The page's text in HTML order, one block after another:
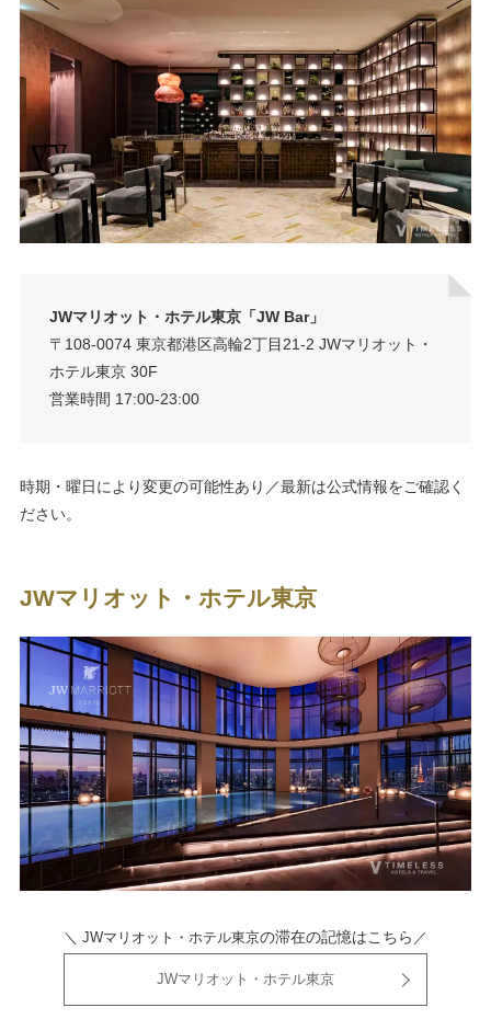
JWマリオット・ホテル東京「JW Bar」
〒108-0074 東京都港区高輪2丁目21-2 JWマリオット・
ホテル東京 30F
営業時間 17:00-23:00
時期・曜日により変更の可能性あり／最新は公式情報をご確認く
ださい。
JWマリオット・ホテル東京
＼ JWマリオット・ホテル東京の滞在の記憶はこちら ／
JWマリオット・ホテル東京